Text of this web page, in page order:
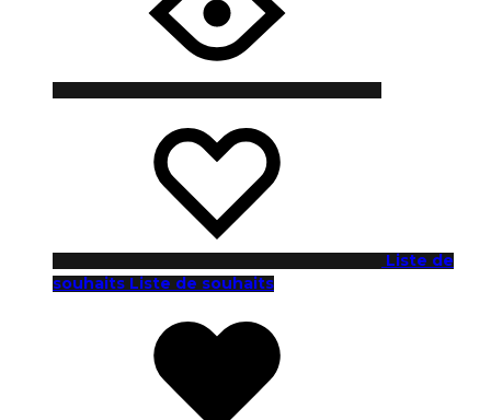
Liste de
souhaits Liste de souhaits